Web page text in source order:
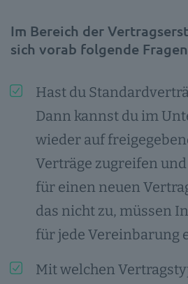
Im Bereich der
sich vorab folgende
Hast du
Dann kannst du im
wieder auf
Verträge zugreifen und
für einen neuen
das nicht zu, müssen
für jede Vereinbarung
Mit welchen